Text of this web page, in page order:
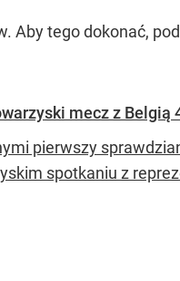
Aby tego dokonać,
mecz z Belgią
pierwszy
spotkaniu z